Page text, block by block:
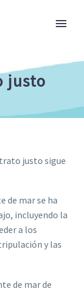
justo
justo sigue
de mar se ha
incluyendo la
a los
y las
de mar de